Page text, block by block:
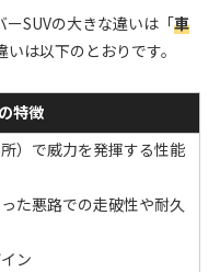
SUVの大きな違いは「車
は以下のとおりです。
特徴
）で威力を発揮する性能
た悪路での走破性や耐久
ン